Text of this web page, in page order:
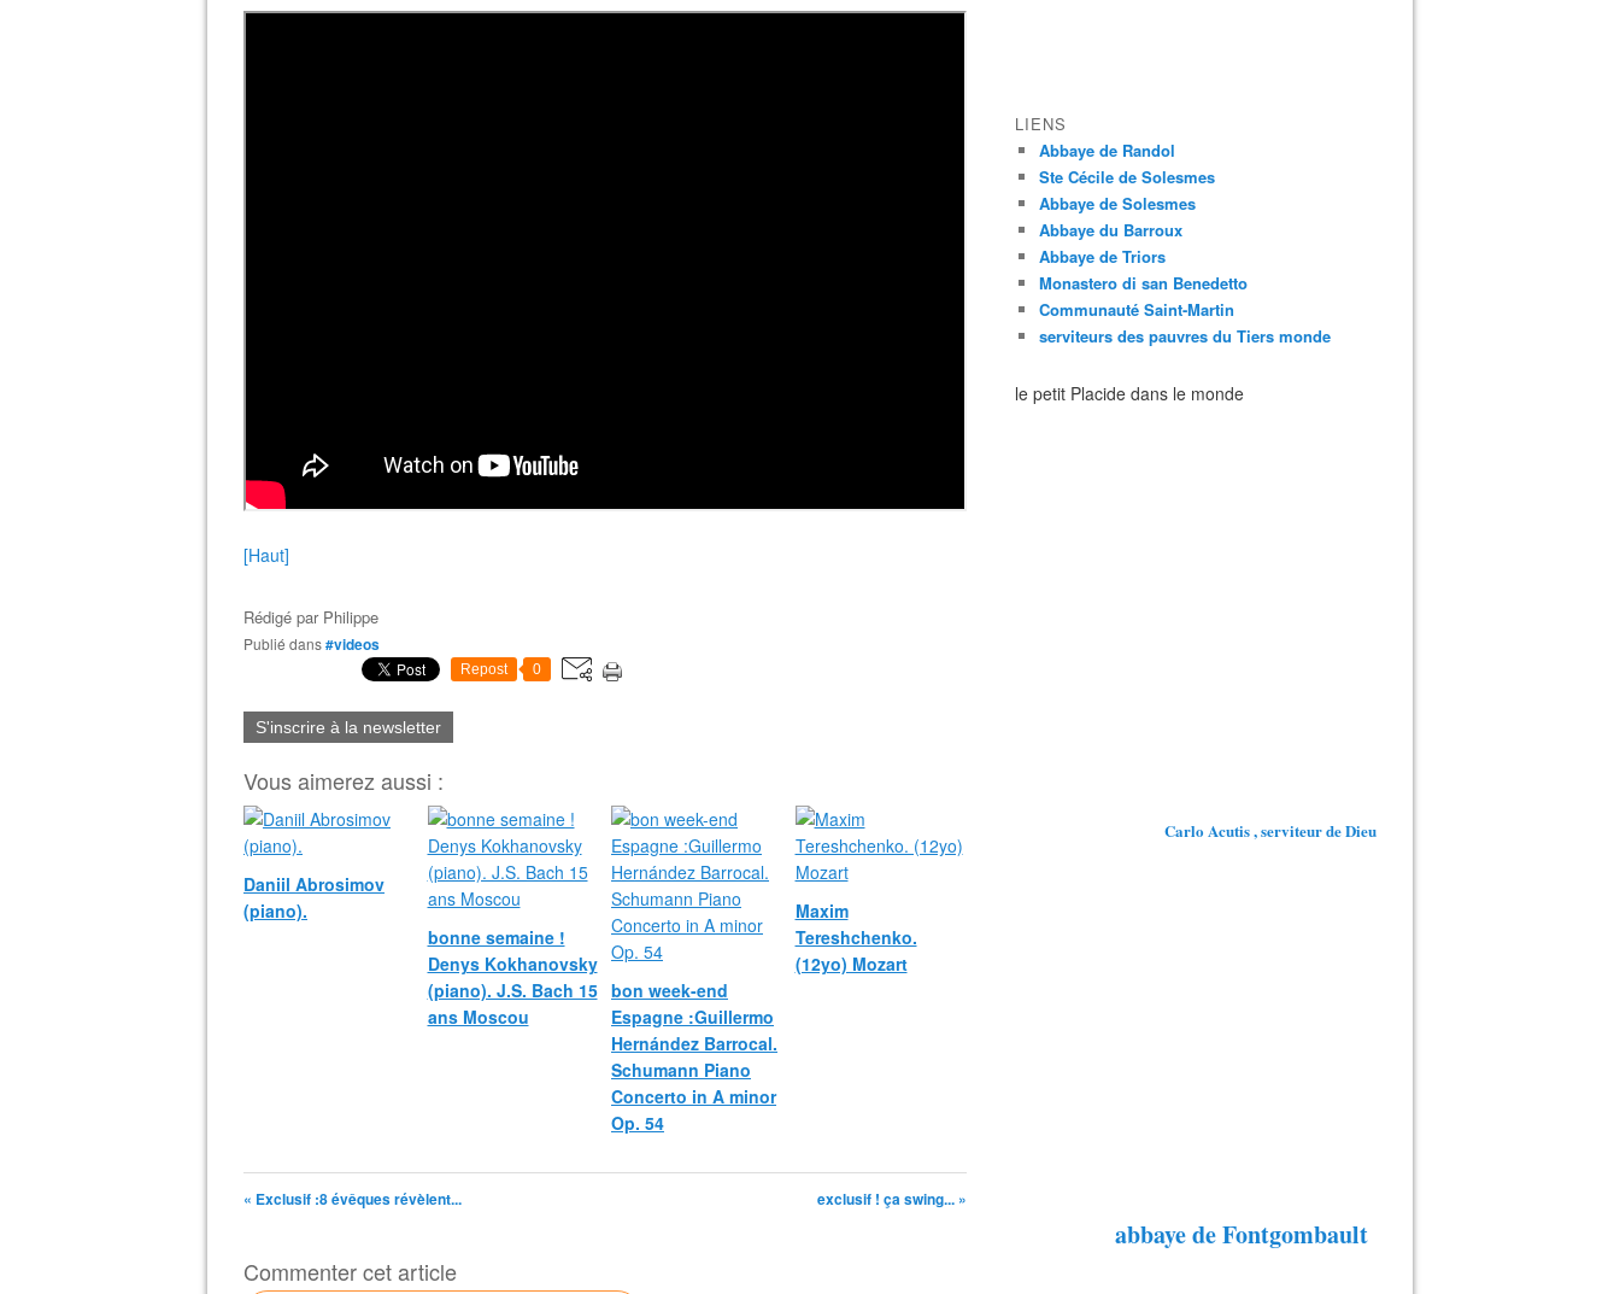
[Haut]
Rédigé par Philippe
Publié dans#videos
Repost 0
S'inscrire à la newsletter
Vous aimerez aussi :
Daniil Abrosimov
(piano).
bonne semaine !
Denys Kokhanovsky
(piano). J.S. Bach 15
ans Moscou
bon week-end
Espagne :Guillermo
Hernández Barrocal.
Schumann Piano
Concerto in A minor
Op. 54
Maxim
Tereshchenko.
(12yo) Mozart
« Exclusif :8 évêques révèlent... exclusif ! ça swing... »
Commenter cet article
LIENS
Abbaye de Randol
Ste Cécile de Solesmes
Abbaye de Solesmes
Abbaye du Barroux
Abbaye de Triors
Monastero di san Benedetto
Communauté Saint-Martin
serviteurs des pauvres du Tiers monde
le petit Placide dans le monde
Carlo Acutis , serviteur de Dieu
abbaye de Fontgombault